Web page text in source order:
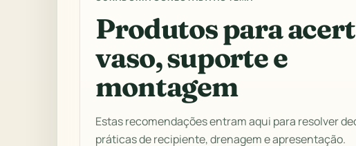
Produtos para
vaso, suporte e
montagem
Estas recomendações entram aqui para resolver
práticas de recipiente, drenagem e apresentação.